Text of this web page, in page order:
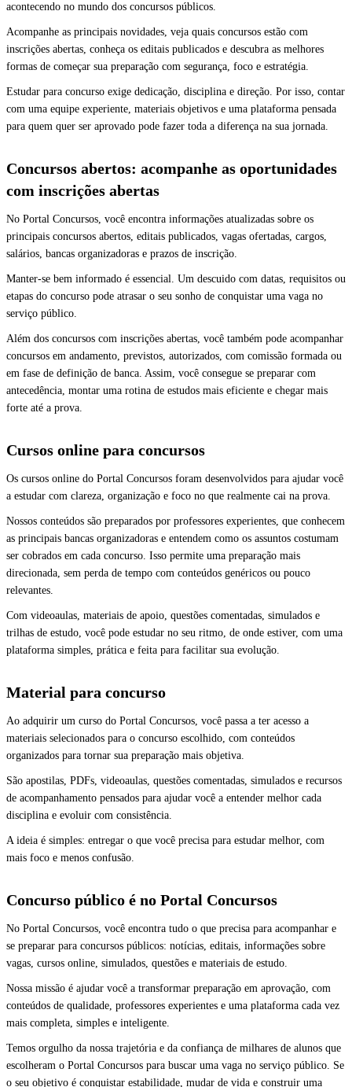
acontecendo no mundo dos concursos públicos.
Acompanhe as principais novidades, veja quais concursos estão com
inscrições abertas, conheça os editais publicados e descubra as melhores
formas de começar sua preparação com segurança, foco e estratégia.
Estudar para concurso exige dedicação, disciplina e direção. Por isso, contar
com uma equipe experiente, materiais objetivos e uma plataforma pensada
para quem quer ser aprovado pode fazer toda a diferença na sua jornada.
Concursos abertos: acompanhe as oportunidades
com inscrições abertas
No Portal Concursos, você encontra informações atualizadas sobre os
principais concursos abertos, editais publicados, vagas ofertadas, cargos,
salários, bancas organizadoras e prazos de inscrição.
Manter-se bem informado é essencial. Um descuido com datas, requisitos ou
etapas do concurso pode atrasar o seu sonho de conquistar uma vaga no
serviço público.
Além dos concursos com inscrições abertas, você também pode acompanhar
concursos em andamento, previstos, autorizados, com comissão formada ou
em fase de definição de banca. Assim, você consegue se preparar com
antecedência, montar uma rotina de estudos mais eficiente e chegar mais
forte até a prova.
Cursos online para concursos
Os cursos online do Portal Concursos foram desenvolvidos para ajudar você
a estudar com clareza, organização e foco no que realmente cai na prova.
Nossos conteúdos são preparados por professores experientes, que conhecem
as principais bancas organizadoras e entendem como os assuntos costumam
ser cobrados em cada concurso. Isso permite uma preparação mais
direcionada, sem perda de tempo com conteúdos genéricos ou pouco
relevantes.
Com videoaulas, materiais de apoio, questões comentadas, simulados e
trilhas de estudo, você pode estudar no seu ritmo, de onde estiver, com uma
plataforma simples, prática e feita para facilitar sua evolução.
Material para concurso
Ao adquirir um curso do Portal Concursos, você passa a ter acesso a
materiais selecionados para o concurso escolhido, com conteúdos
organizados para tornar sua preparação mais objetiva.
São apostilas, PDFs, videoaulas, questões comentadas, simulados e recursos
de acompanhamento pensados para ajudar você a entender melhor cada
disciplina e evoluir com consistência.
A ideia é simples: entregar o que você precisa para estudar melhor, com
mais foco e menos confusão.
Concurso público é no Portal Concursos
No Portal Concursos, você encontra tudo o que precisa para acompanhar e
se preparar para concursos públicos: notícias, editais, informações sobre
vagas, cursos online, simulados, questões e materiais de estudo.
Nossa missão é ajudar você a transformar preparação em aprovação, com
conteúdos de qualidade, professores experientes e uma plataforma cada vez
mais completa, simples e inteligente.
Temos orgulho da nossa trajetória e da confiança de milhares de alunos que
escolheram o Portal Concursos para buscar uma vaga no serviço público. Se
o seu objetivo é conquistar estabilidade, mudar de vida e construir uma